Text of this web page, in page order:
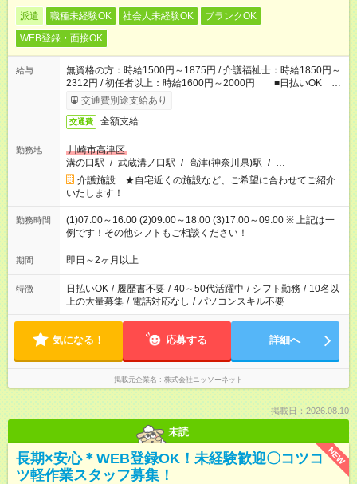
派遣 職種未経験OK 社会人未経験OK
ブランクOK
WEB登録・面接OK
給与
無資格の方：時給1500円～1875円 / 介護福祉士：時給1850円～
2312円 / 初任者以上：時給1600円～2000円 ■日払いOK ■
日収例：1万2000円（時給1500円×8h）
交通費別途支給あり
交通費 全額支給
勤務地
川崎市高津区
溝の口駅 / 武蔵溝ノ口駅 / 高津(神奈川県)駅 / …
介護施設 ★自宅近くの施設など、ご希望に合わせてご紹介
いたします！
勤務時間
(1)07:00～16:00 (2)09:00～18:00 (3)17:00～09:00 ※ 上記は一
例です！その他シフトもご相談ください！
期間 即日～2ヶ月以上
特徴 日払いOK / 履歴書不要 / 40～50代活躍中 / シフト勤務 / 10名以
上の大量募集 / 電話対応なし / パソコンスキル不要
気になる！ 応募する 詳細へ
掲載元企業名 株式会社ニッソーネット
掲載日：2026.08.10
未読
NEW
長期×安心＊WEB登録OK！未経験歓迎〇コツコ
ツ軽作業スタッフ募集！